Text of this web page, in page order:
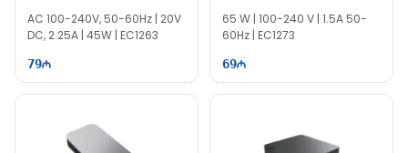
AC 100-240V, 50-60Hz | 20V
DC, 2.25A | 45W | EC1263
79
65 W | 100-240 V | 1.5A 50-
60Hz | EC1273
69